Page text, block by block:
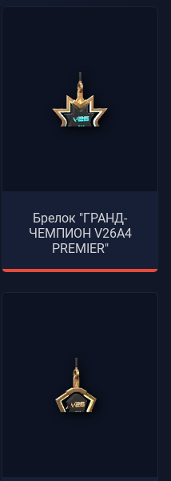
Брелок "ГРАНД-
ЧЕМПИОН V26A4
PREMIER"